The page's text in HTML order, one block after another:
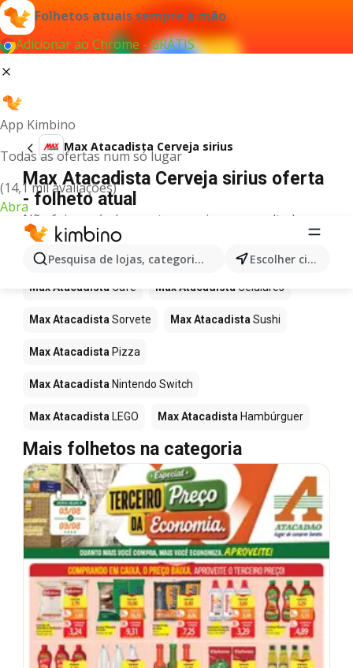
Folhetos atuais sempre à mão
Adicionar ao Chrome - GRÁTIS
App Kimbino
Todas as ofertas num só lugar
(14,1 mil avaliações)
Abra
Pesquisa de lojas, categorias,produtos... Escolher cidade
Max Atacadista Cerveja sirius
Max Atacadista Cerveja sirius oferta
- folheto atual
Não foi possível encontrar quaisquer resultados
para este termo.
Mais produtos em Max Atacadista
Max Atacadista Café Max Atacadista Celulares
Max Atacadista Sorvete Max Atacadista Sushi
Max Atacadista Pizza
Max Atacadista Nintendo Switch
Max Atacadista LEGO Max Atacadista Hambúrguer
Mais folhetos na categoria